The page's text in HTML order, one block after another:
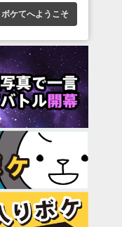
ボケてへようこそ